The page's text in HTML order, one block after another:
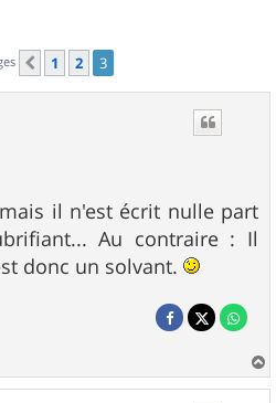
Précédent
1 2 3
mais il n'est écrit nulle part
Au contraire : Il
donc un solvant.
a